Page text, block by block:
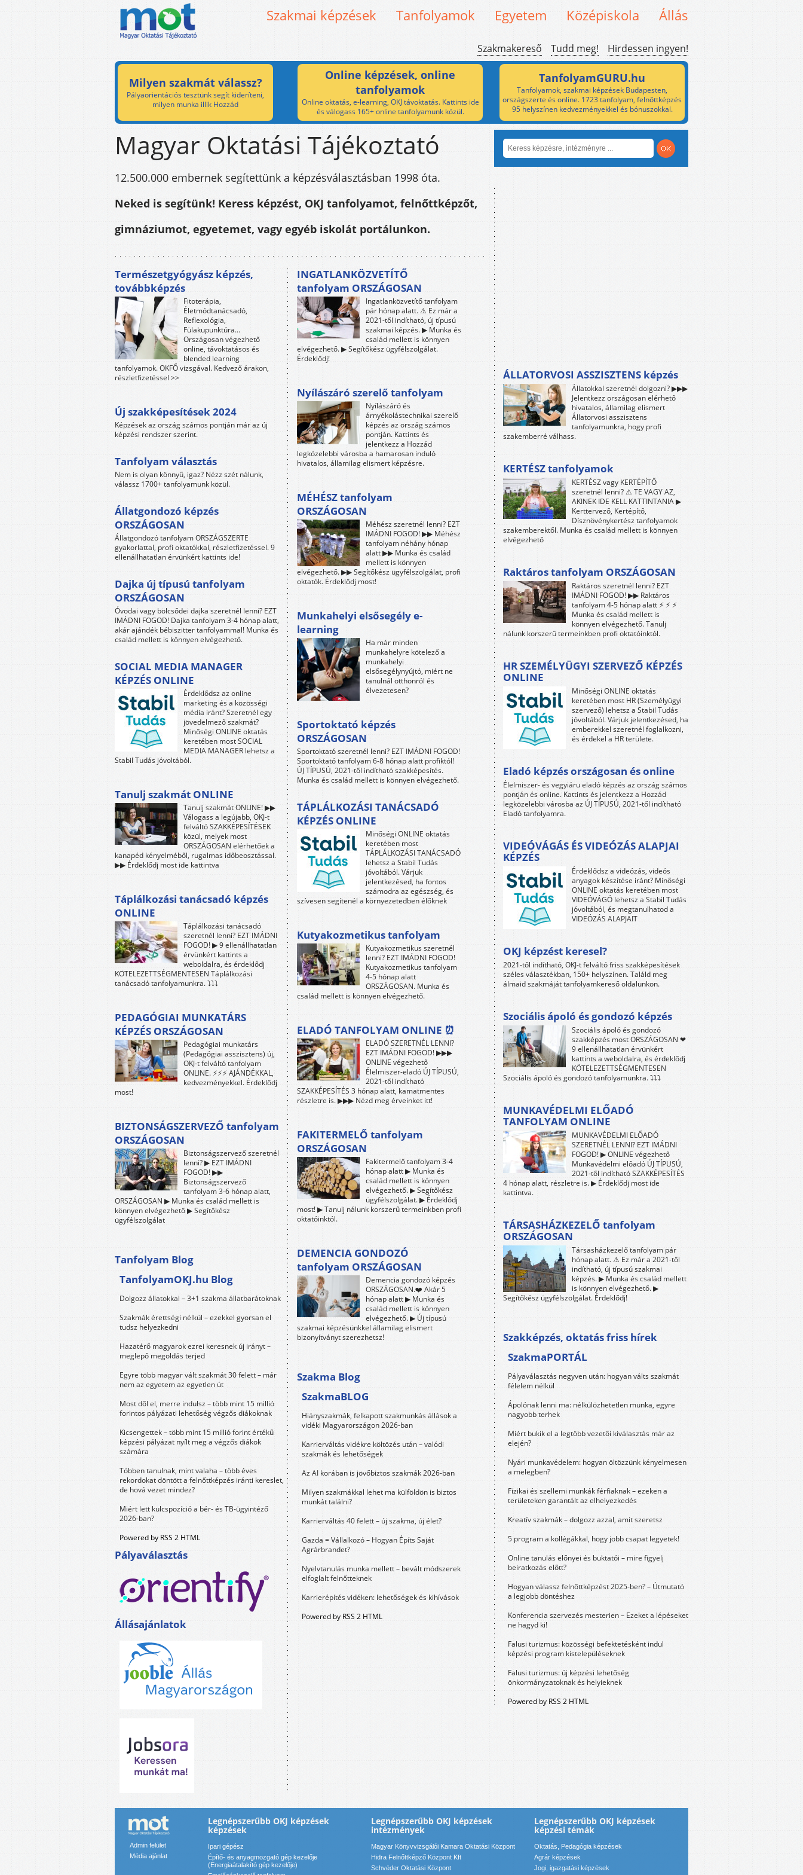
Szakmai képzések Tanfolyamok Egyetem Középiskola Állás
Szakmakereső Tudd meg! Hirdessen ingyen!
Milyen szakmát válassz?
Pályaorientációs tesztünk segít kideríteni,
milyen munka illik Hozzád
Online képzések, online
tanfolyamok
Online oktatás, e-learning, OKJ távoktatás. Kattints ide
és válogass 165+ online tanfolyamunk közül.
TanfolyamGURU.hu
Tanfolyamok, szakmai képzések Budapesten,
országszerte és online. 1723 tanfolyam, felnőttképzés
95 helyszínen kedvezményekkel és bónuszokkal.
Magyar Oktatási Tájékoztató
12.500.000 embernek segítettünk a képzésválasztásban 1998 óta.
Neked is segítünk! Keress képzést, OKJ tanfolyamot, felnőttképzőt,
gimnáziumot, egyetemet, vagy egyéb iskolát portálunkon.
Természetgyógyász képzés,
továbbképzés
Fitoterápia,
Életmódtanácsadó,
Reflexológia,
Fülakupunktúra...
Országosan végezhető
online, távoktatásos és
blended learning
tanfolyamok. OKFŐ vizsgával. Kedvező árakon,
részletfizetéssel >>
Új szakképesítések 2024
Képzések az ország számos pontján már az új
képzési rendszer szerint.
Tanfolyam választás
Nem is olyan könnyű, igaz? Nézz szét nálunk,
válassz 1700+ tanfolyamunk közül.
Állatgondozó képzés
ORSZÁGOSAN
Állatgondozó tanfolyam ORSZÁGSZERTE
gyakorlattal, profi oktatókkal, részletfizetéssel. 9
ellenállhatatlan érvünkért kattints ide!
Dajka új típusú tanfolyam
ORSZÁGOSAN
Óvodai vagy bölcsődei dajka szeretnél lenni? EZT
IMÁDNI FOGOD! Dajka tanfolyam 3-4 hónap alatt,
akár ajándék bébiszitter tanfolyammal! Munka és
család mellett is könnyen elvégezhető.
SOCIAL MEDIA MANAGER
KÉPZÉS ONLINE
Érdeklődsz az online
marketing és a közösségi
média iránt? Szeretnél egy
jövedelmező szakmát?
Minőségi ONLINE oktatás
keretében most SOCIAL
MEDIA MANAGER lehetsz a
Stabil Tudás jóvoltából.
Tanulj szakmát ONLINE
Tanulj szakmát ONLINE! ▶▶
Válogass a legújabb, OKJ-t
felváltó SZAKKÉPESÍTÉSEK
közül, melyek most
ORSZÁGOSAN elérhetőek a
kanapéd kényelméből, rugalmas időbeosztással.
▶▶ Érdeklődj most ide kattintva
Táplálkozási tanácsadó képzés
ONLINE
Táplálkozási tanácsadó
szeretnél lenni? EZT IMÁDNI
FOGOD! ▶ 9 ellenállhatatlan
érvünkért kattints a
weboldalra, és érdeklődj
KÖTELEZETTSÉGMENTESEN Táplálkozási
tanácsadó tanfolyamunkra. ⤵⤵⤵
PEDAGÓGIAI MUNKATÁRS
KÉPZÉS ORSZÁGOSAN
Pedagógiai munkatárs
(Pedagógiai asszisztens) új,
OKJ-t felváltó tanfolyam
ONLINE. ⚡⚡⚡ AJÁNDÉKKAL,
kedvezményekkel. Érdeklődj
most!
BIZTONSÁGSZERVEZŐ tanfolyam
ORSZÁGOSAN
Biztonságszervező szeretnél
lenni? ▶ EZT IMÁDNI
FOGOD! ▶▶
Biztonságszervező
tanfolyam 3-6 hónap alatt,
ORSZÁGOSAN ▶ Munka és család mellett is
könnyen elvégezhető ▶ Segítőkész
ügyfélszolgálat
Tanfolyam Blog
TanfolyamOKJ.hu Blog
Dolgozz állatokkal – 3+1 szakma állatbarátoknak
Szakmák érettségi nélkül – ezekkel gyorsan el
tudsz helyezkedni
Hazatérő magyarok ezrei keresnek új irányt –
meglepő megoldás terjed
Egyre több magyar vált szakmát 30 felett – már
nem az egyetem az egyetlen út
Most dől el, merre indulsz – több mint 15 millió
forintos pályázati lehetőség végzős diákoknak
Kicsengettek – több mint 15 millió forint értékű
képzési pályázat nyílt meg a végzős diákok
számára
Többen tanulnak, mint valaha – több éves
rekordokat döntött a felnőttképzés iránti kereslet,
de hová vezet mindez?
Miért lett kulcspozíció a bér- és TB-ügyintéző
2026-ban?
Powered by RSS 2 HTML
Pályaválasztás
Állásajánlatok
INGATLANKÖZVETÍTŐ
tanfolyam ORSZÁGOSAN
Ingatlanközvetítő tanfolyam
pár hónap alatt. ⚠ Ez már a
2021-től indítható, új típusú
szakmai képzés. ▶ Munka és
család mellett is könnyen
elvégezhető. ▶ Segítőkész ügyfélszolgálat.
Érdeklődj!
Nyílászáró szerelő tanfolyam
Nyílászáró és
árnyékolástechnikai szerelő
képzés az ország számos
pontján. Kattints és
jelentkezz a Hozzád
legközelebbi városba a hamarosan induló
hivatalos, államilag elismert képzésre.
MÉHÉSZ tanfolyam
ORSZÁGOSAN
Méhész szeretnél lenni? EZT
IMÁDNI FOGOD! ▶▶ Méhész
tanfolyam néhány hónap
alatt ▶▶ Munka és család
mellett is könnyen
elvégezhető. ▶▶ Segítőkész ügyfélszolgálat, profi
oktatók. Érdeklődj most!
Munkahelyi elsősegély e-
learning
Ha már minden
munkahelyre kötelező a
munkahelyi
elsősegélynyújtó, miért ne
tanulnál otthonról és
élvezetesen?
Sportoktató képzés
ORSZÁGOSAN
Sportoktató szeretnél lenni? EZT IMÁDNI FOGOD!
Sportoktató tanfolyam 6-8 hónap alatt profiktól!
ÚJ TÍPUSÚ, 2021-től indítható szakképesítés.
Munka és család mellett is könnyen elvégezhető.
TÁPLÁLKOZÁSI TANÁCSADÓ
KÉPZÉS ONLINE
Minőségi ONLINE oktatás
keretében most
TÁPLÁLKOZÁSI TANÁCSADÓ
lehetsz a Stabil Tudás
jóvoltából. Várjuk
jelentkezésed, ha fontos
számodra az egészség, és
szívesen segítenél a környezetedben élőknek
Kutyakozmetikus tanfolyam
Kutyakozmetikus szeretnél
lenni? EZT IMÁDNI FOGOD!
Kutyakozmetikus tanfolyam
4-5 hónap alatt
ORSZÁGOSAN. Munka és
család mellett is könnyen elvégezhető.
ELADÓ TANFOLYAM ONLINE ⏰
ELADÓ SZERETNÉL LENNI?
EZT IMÁDNI FOGOD! ▶▶▶
ONLINE végezhető
Élelmiszer-eladó ÚJ TÍPUSÚ,
2021-től indítható
SZAKKÉPESÍTÉS 3 hónap alatt, kamatmentes
részletre is. ▶▶▶ Nézd meg érveinket itt!
FAKITERMELŐ tanfolyam
ORSZÁGOSAN
Fakitermelő tanfolyam 3-4
hónap alatt ▶ Munka és
család mellett is könnyen
elvégezhető. ▶ Segítőkész
ügyfélszolgálat. ▶ Érdeklődj
most! ▶ Tanulj nálunk korszerű termeinkben profi
oktatóinktól.
DEMENCIA GONDOZÓ
tanfolyam ORSZÁGOSAN
Demencia gondozó képzés
ORSZÁGOSAN.❤️ Akár 5
hónap alatt ▶ Munka és
család mellett is könnyen
elvégezhető. ▶ Új típusú
szakmai képzésünkkel államilag elismert
bizonyítványt szerezhetsz!
Szakma Blog
SzakmaBLOG
Hiányszakmák, felkapott szakmunkás állások a
vidéki Magyarországon 2026-ban
Karrierváltás vidékre költözés után – valódi
szakmák és lehetőségek
Az AI korában is jövőbiztos szakmák 2026-ban
Milyen szakmákkal lehet ma külföldön is biztos
munkát találni?
Karrierváltás 40 felett – új szakma, új élet?
Gazda = Vállalkozó – Hogyan Építs Saját
Agrárbrandet?
Nyelvtanulás munka mellett – bevált módszerek
elfoglalt felnőtteknek
Karrierépítés vidéken: lehetőségek és kihívások
Powered by RSS 2 HTML
ÁLLATORVOSI ASSZISZTENS képzés
Állatokkal szeretnél dolgozni? ▶▶▶
Jelentkezz országosan elérhető
hivatalos, államilag elismert
Állatorvosi asszisztens
tanfolyamunkra, hogy profi
szakemberré válhass.
KERTÉSZ tanfolyamok
KERTÉSZ vagy KERTÉPÍTŐ
szeretnél lenni? ⚠ TE VAGY AZ,
AKINEK IDE KELL KATTINTANIA ▶
Kerttervező, Kertépítő,
Dísznövénykertész tanfolyamok
szakemberektől. Munka és család mellett is könnyen
elvégezhető
Raktáros tanfolyam ORSZÁGOSAN
Raktáros szeretnél lenni? EZT
IMÁDNI FOGOD! ▶▶ Raktáros
tanfolyam 4-5 hónap alatt ⚡ ⚡ ⚡
Munka és család mellett is
könnyen elvégezhető. Tanulj
nálunk korszerű termeinkben profi oktatóinktól.
HR SZEMÉLYÜGYI SZERVEZŐ KÉPZÉS
ONLINE
Minőségi ONLINE oktatás
keretében most HR (Személyügyi
szervező) lehetsz a Stabil Tudás
jóvoltából. Várjuk jelentkezésed, ha
emberekkel szeretnél foglalkozni,
és érdekel a HR területe.
Eladó képzés országosan és online
Élelmiszer- és vegyiáru eladó képzés az ország számos
pontján és online. Kattints és jelentkezz a Hozzád
legközelebbi városba az ÚJ TÍPUSÚ, 2021-től indítható
Eladó tanfolyamra.
VIDEÓVÁGÁS ÉS VIDEÓZÁS ALAPJAI
KÉPZÉS
Érdeklődsz a videózás, videós
anyagok készítése iránt? Minőségi
ONLINE oktatás keretében most
VIDEÓVÁGÓ lehetsz a Stabil Tudás
jóvoltából, és megtanulhatod a
VIDEÓZÁS ALAPJAIT
OKJ képzést keresel?
2021-től indítható, OKJ-t felváltó friss szakképesítések
széles választékban, 150+ helyszínen. Találd meg
álmaid szakmáját tanfolyamkereső oldalunkon.
Szociális ápoló és gondozó képzés
Szociális ápoló és gondozó
szakképzés most ORSZÁGOSAN ❤
9 ellenállhatatlan érvünkért
kattints a weboldalra, és érdeklődj
KÖTELEZETTSÉGMENTESEN
Szociális ápoló és gondozó tanfolyamunkra. ⤵⤵⤵
MUNKAVÉDELMI ELŐADÓ
TANFOLYAM ONLINE
MUNKAVÉDELMI ELŐADÓ
SZERETNÉL LENNI? EZT IMÁDNI
FOGOD! ▶ ONLINE végezhető
Munkavédelmi előadó ÚJ TÍPUSÚ,
2021-től indítható SZAKKÉPESÍTÉS
4 hónap alatt, részletre is. ▶ Érdeklődj most ide
kattintva.
TÁRSASHÁZKEZELŐ tanfolyam
ORSZÁGOSAN
Társasházkezelő tanfolyam pár
hónap alatt. ⚠ Ez már a 2021-től
indítható, új típusú szakmai
képzés. ▶ Munka és család mellett
is könnyen elvégezhető. ▶
Segítőkész ügyfélszolgálat. Érdeklődj!
Szakképzés, oktatás friss hírek
SzakmaPORTÁL
Pályaválasztás negyven után: hogyan válts szakmát
félelem nélkül
Ápolónak lenni ma: nélkülözhetetlen munka, egyre
nagyobb terhek
Miért bukik el a legtöbb vezetői kiválasztás már az
elején?
Nyári munkavédelem: hogyan öltözzünk kényelmesen
a melegben?
Fizikai és szellemi munkák férfiaknak – ezeken a
területeken garantált az elhelyezkedés
Kreatív szakmák – dolgozz azzal, amit szeretsz
5 program a kollégákkal, hogy jobb csapat legyetek!
Online tanulás előnyei és buktatói – mire figyelj
beiratkozás előtt?
Hogyan válassz felnőttképzést 2025-ben? – Útmutató
a legjobb döntéshez
Konferencia szervezés mesterien – Ezeket a lépéseket
ne hagyd ki!
Falusi turizmus: közösségi befektetésként indul
képzési program kistelepüléseknek
Falusi turizmus: új képzési lehetőség
önkormányzatoknak és helyieknek
Powered by RSS 2 HTML
Admin felület
Média ajánlat
Legnépszerűbb OKJ képzések
képzések
Ipari gépész
Építő- és anyagmozgató gép kezelője
(Energiaátalakító gép kezelője)
Legnépszerűbb OKJ képzések
intézmények
Magyar Könyvvizsgálói Kamara Oktatási Központ
Hidra Felnőttképző Központ Kft
Schvéder Oktatási Központ
Legnépszerűbb OKJ képzések
képzési témák
Oktatás, Pedagógia képzések
Agrár képzések
Jogi, igazgatási képzések